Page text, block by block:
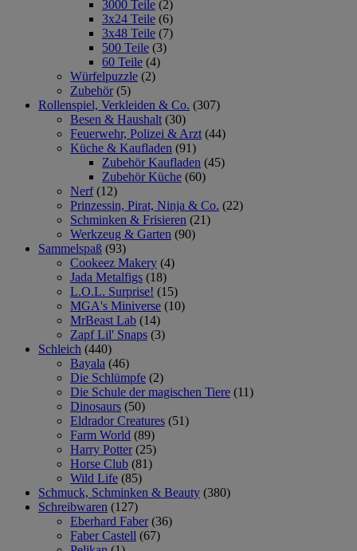
3000 Teile (2)
3x24 Teile (6)
3x48 Teile (7)
500 Teile (3)
60 Teile (4)
Würfelpuzzle (2)
Zubehör (5)
Rollenspiel, Verkleiden & Co. (307)
Besen & Haushalt (30)
Feuerwehr, Polizei & Arzt (44)
Küche & Kaufladen (91)
Zubehör Kaufladen (45)
Zubehör Küche (60)
Nerf (12)
Prinzessin, Pirat, Ninja & Co. (22)
Schminken & Frisieren (21)
Werkzeug & Garten (90)
Sammelspaß (93)
Cookeez Makery (4)
Jada Metalfigs (18)
L.O.L. Surprise! (15)
MGA's Miniverse (10)
MrBeast Lab (14)
Zapf Lil' Snaps (3)
Schleich (440)
Bayala (46)
Die Schlümpfe (2)
Die Schule der magischen Tiere (11)
Dinosaurs (50)
Eldrador Creatures (51)
Farm World (89)
Harry Potter (25)
Horse Club (81)
Wild Life (85)
Schmuck, Schminken & Beauty (380)
Schreibwaren (127)
Eberhard Faber (36)
Faber Castell (67)